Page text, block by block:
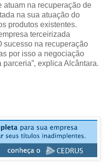
atuam na recuperação de
na sua atuação do
produtos existentes.
terceirizada
sucesso na recuperação
por isso a negociação
explica Alcântara.